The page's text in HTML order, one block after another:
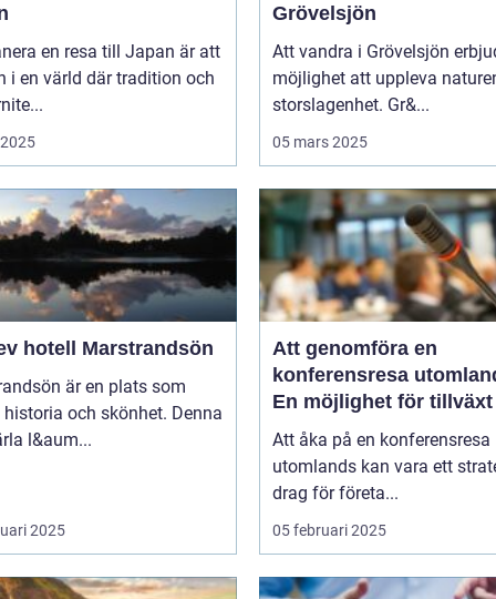
en resa till Japan är att
i en värld där tradition och
Grövelsjön
Att vandra i Grövelsjön
möjlighet att uppleva
storslagenhet. Gr&...
05 mars 2025
hotell Marstrandsön
är en plats som
och skönhet. Denna
l&aum...
2025
Att genomföra en
konferensresa
En möjlighet för
samarbete
Att åka på en konferensresa
utomlands kan vara ett
drag för företa...
05 februari 2025